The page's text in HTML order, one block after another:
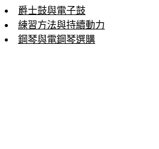
爵士鼓與電子鼓
練習方法與持續動力
鋼琴與電鋼琴選購